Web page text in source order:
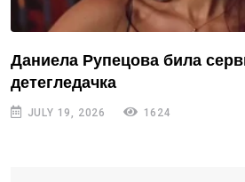
Даниела Рупецова била
детегледачка
JULY 19, 2026 1624